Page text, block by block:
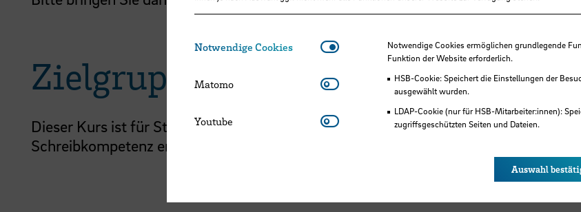
Zielgruppe
Dieser Kurs ist für Studierende aller Fachrichtungen der Hochschule Bremen
Schreibkompetenz erweitern und zielgerichteter arbeiten wollen.
Notwendige Cookies Notwendige CookiesNotwendige Cookies ermöglichen grundlegende
Funktion der Website erforderlich.
HSB-Cookie: Speichert die Einstellungen der
ausgewählt wurden.
LDAP-Cookie (nur für HSB-Mitarbeiter:innen):
zugriffsgeschützten Seiten und Dateien.
Matomo Matomo
Youtube Youtube
Auswahl